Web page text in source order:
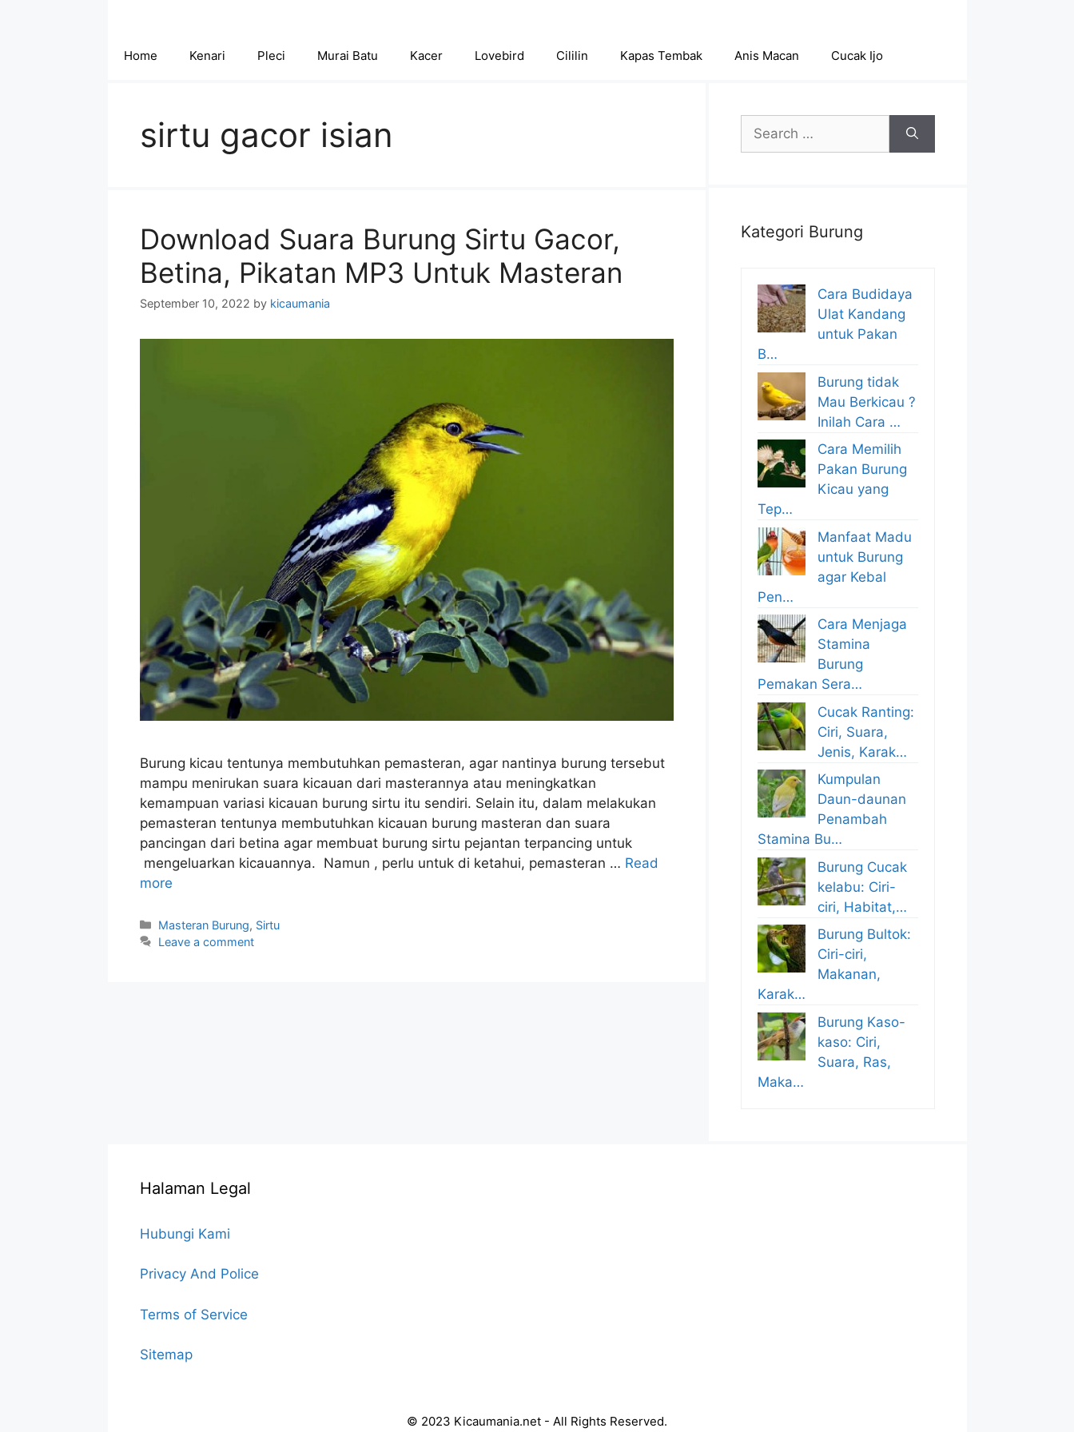
Home Kenari Pleci Murai Batu Kacer Lovebird Cililin Kapas Tembak Anis Macan Cucak Ijo
sirtu gacor isian
Download Suara Burung Sirtu Gacor,
Betina, Pikatan MP3 Untuk Masteran
September 10, 2022 by kicaumania
Burung kicau tentunya membutuhkan pemasteran, agar nantinya burung tersebut
mampu menirukan suara kicauan dari masterannya atau meningkatkan
kemampuan variasi kicauan burung sirtu itu sendiri. Selain itu, dalam melakukan
pemasteran tentunya membutuhkan kicauan burung masteran dan suara
pancingan dari betina agar membuat burung sirtu pejantan terpancing untuk
mengeluarkan kicauannya. Namun , perlu untuk di ketahui, pemasteran … Read
more
Categories
Masteran Burung, Sirtu
Leave a comment
Search
for:
Kategori Burung
Cara Budidaya
Ulat Kandang
untuk Pakan
B…
Burung tidak
Mau Berkicau ?
Inilah Cara …
Cara Memilih
Pakan Burung
Kicau yang
Tep…
Manfaat Madu
untuk Burung
agar Kebal
Pen…
Cara Menjaga
Stamina
Burung
Pemakan Sera…
Cucak Ranting:
Ciri, Suara,
Jenis, Karak…
Kumpulan
Daun-daunan
Penambah
Stamina Bu…
Burung Cucak
kelabu: Ciri-
ciri, Habitat,…
Burung Bultok:
Ciri-ciri,
Makanan,
Karak…
Burung Kaso-
kaso: Ciri,
Suara, Ras,
Maka…
Halaman Legal
Hubungi Kami
Privacy And Police
Terms of Service
Sitemap
© 2023 Kicaumania.net - All Rights Reserved.